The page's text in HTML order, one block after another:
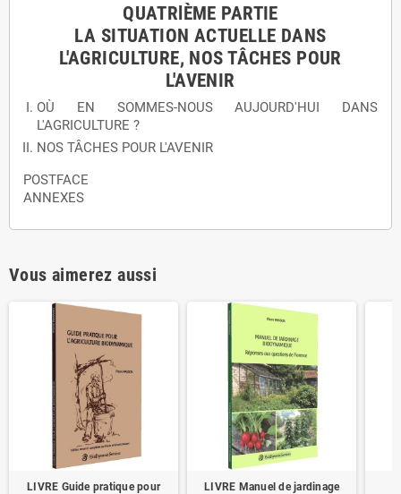
QUATRlÈME PARTIE
LA SITUATION ACTUELLE DANS
L'AGRICULTURE, NOS TÂCHES POUR
L'AVENIR
OÙ EN SOMMES-NOUS AUJOURD'HUI DANS
L'AGRICULTURE ?
NOS TÂCHES POUR L'AVENIR
POSTFACE
ANNEXES
Vous aimerez aussi
LIVRE Guide pratique pour
LIVRE Manuel de jardinage